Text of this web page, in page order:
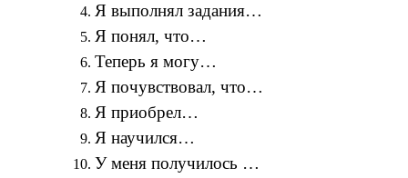
Я выполнял задания…
Я понял, что…
Теперь я могу…
Я почувствовал, что…
Я приобрел…
Я научился…
У меня получилось …